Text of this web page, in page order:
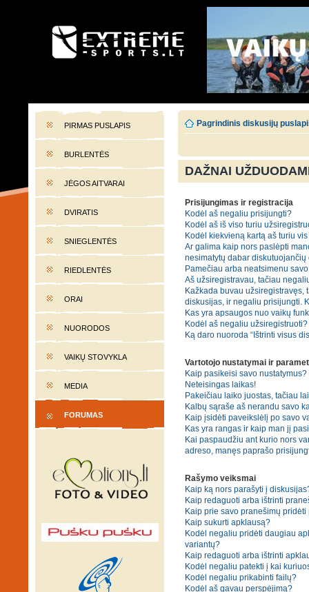
EXTREME-SPORTS.LT
PIRMAS PUSLAPIS
BURLENTĖS
JĖGOS AITVARAI
DVIRATIS
SNIEGLENTĖS
RIEDLENTĖS
ORAI
NUORODOS
VAIKŲ STOVYKLA
MEDIA
FORUMAS
Pagrindinis diskusijų
DAŽNAI
Prisijungimas ir registracija
Kodėl aš negaliu prisijungti?
Kodėl aš iš viso turiu
Kodėl kiekvieną kartą aš turiu
Ar galima kaip nors paslėpti
nesimatytų dabar
Pamečiau arba neatsimenu
Aš užsiregistravau, tačiau
Kažkada buvau užsiregistravęs,
diskusijas, ir negaliu prisijungti.
Kas yra apsaugos nuo vaikų
Kodėl aš negaliu užsiregistruoti?
Ką daro nuoroda “Ištrinti visus
Vartotojo nustatymai ir
Kaip pasikeisi savo nustatymus?
Neteisingas laikas!
Pakeičiau laiko juostas, tačiau
Kalbų sąraše aš nerandu savo
Kaip įsidėti paveikslėlį po savo
Kas yra rangas ir kaip man jį
Kai paspaudžiu ant kurio nors
adreso, manęs paprašo
Rašymo veiksmai
Kaip ką nors parašyti į
Kaip redaguoti arba ištrinti
Kaip prie savo pranešimų pridėti
Kaip sukurti apklausą?
Kodėl negaliu pridėti daugiau
variantų?
Kaip redaguoti arba ištrinti
Kodėl negaliu patekti į kai
Kodėl negaliu prikabinti failų?
Kodėl aš gavau perspėjimą?